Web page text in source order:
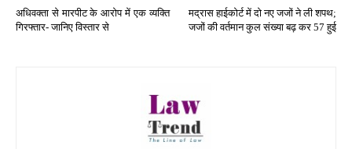
अधिवक्ता से मारपीट के आरोप में एक व्यक्ति
गिरफ्तार- जानिए विस्तार से
मद्रास हाईकोर्ट में दो नए जजों ने ली शपथ;
जजों की वर्तमान कुल संख्या बढ़ कर 57 हुई